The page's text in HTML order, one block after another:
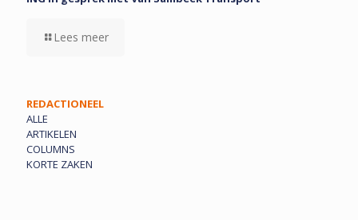
Lees meer
REDACTIONEEL
ALLE
ARTIKELEN
COLUMNS
KORTE ZAKEN